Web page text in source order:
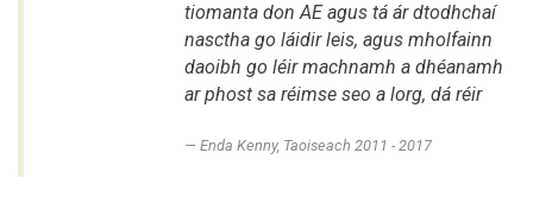
tiomanta don AE agus tá ár dtodhchaí
nasctha go láidir leis, agus mholfainn
daoibh go léir machnamh a dhéanamh
ar phost sa réimse seo a lorg, dá réir
Enda Kenny, Taoiseach 2011 - 2017